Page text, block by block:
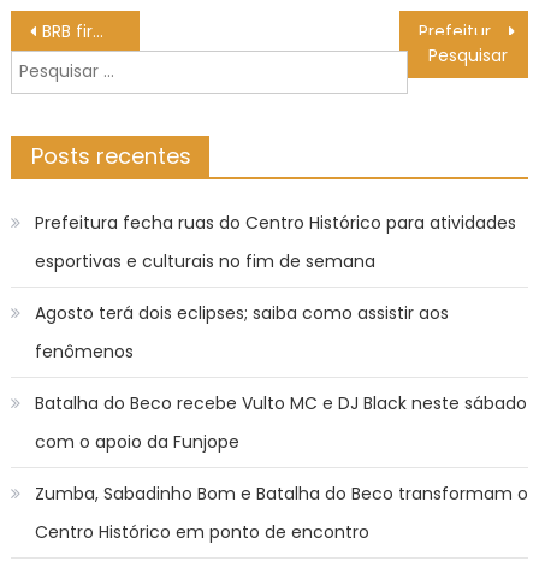
Navegação
de
Post
BRB firma acordo para transferir ativos comprados do Banco Master
Prefeitura de João Pessoa inicia força-tarefa para combater descarte irregular de lixo na Capital
Pesquisar
por:
Posts recentes
Prefeitura fecha ruas do Centro Histórico para atividades
esportivas e culturais no fim de semana
Agosto terá dois eclipses; saiba como assistir aos
fenômenos
Batalha do Beco recebe Vulto MC e DJ Black neste sábado
com o apoio da Funjope
Zumba, Sabadinho Bom e Batalha do Beco transformam o
Centro Histórico em ponto de encontro